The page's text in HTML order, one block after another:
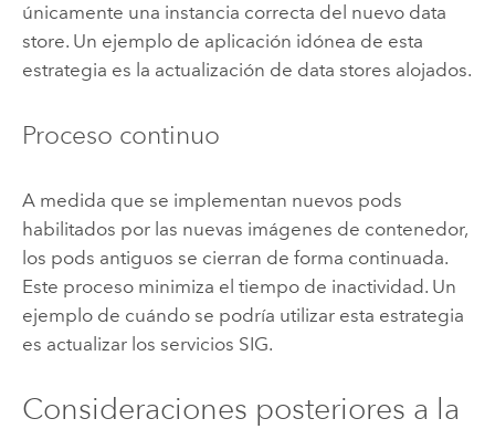
únicamente una instancia correcta del nuevo data
store. Un ejemplo de aplicación idónea de esta
estrategia es la actualización de data stores alojados.
Proceso continuo
A medida que se implementan nuevos pods
habilitados por las nuevas imágenes de contenedor,
los pods antiguos se cierran de forma continuada.
Este proceso minimiza el tiempo de inactividad. Un
ejemplo de cuándo se podría utilizar esta estrategia
es actualizar los servicios SIG.
Consideraciones posteriores a la